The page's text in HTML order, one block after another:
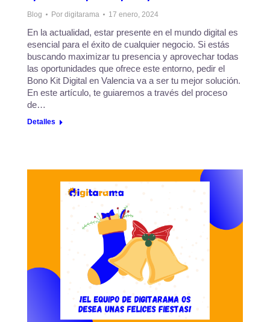
Blog Por digitarama 17 enero, 2024
En la actualidad, estar presente en el mundo digital es
esencial para el éxito de cualquier negocio. Si estás
buscando maximizar tu presencia y aprovechar todas
las oportunidades que ofrece este entorno, pedir el
Bono Kit Digital en Valencia va a ser tu mejor solución.
En este artículo, te guiaremos a través del proceso
de…
Detalles